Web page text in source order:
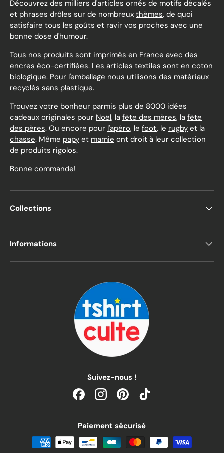
Découvrez des milliers d'articles ornés de motifs décalés
et phrases drôles sur de nombreux thèmes, de quoi
satisfaire tous les goûts et ravir vos proches avec une
bonne dose d'humour.
Tous nos produits sont imprimés en France avec des
encres éco-certifiées. Les articles textiles sont en coton
biologique. Pour l'emballage nous utilisons des matériaux
recyclés sans plastique.
Trouvez votre bonheur parmis plus de 8000 idées
cadeaux originales pour Noël, la fête des mères, la fête
des pères. Ou encore pour l'apéro, le foot, le rugby et la
chasse. Même papy et mamie ont droit à leur collection
de produits rigolos.
Bonne commande!
Collections
Informations
Suivez-nous !
FacebookInstagramPinterestTikTok
Paiement sécurisé